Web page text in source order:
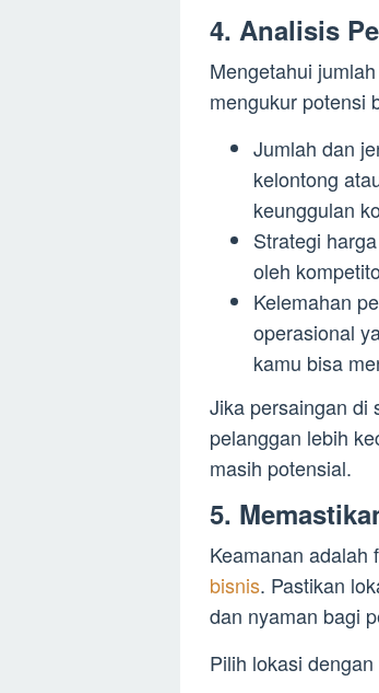
4. Analisis
Mengetahui
mengukur potensi
Jumlah dan
kelontong
keunggulan
Strategi
oleh
Kelemahan
operasional
kamu bisa
Jika persaingan di
pelanggan lebih
masih potensial.
5.
Keamanan adalah
bisnis. Pastikan
dan nyaman bagi
Pilih lokasi